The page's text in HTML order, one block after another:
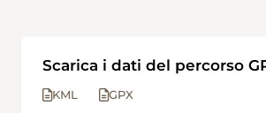
Scarica i dati del percorso
KML GPX